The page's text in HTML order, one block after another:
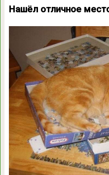
Нашёл отличное